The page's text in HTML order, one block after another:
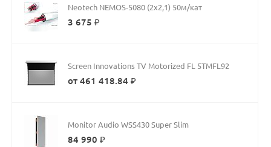
Neotech NEMOS-5080 (2x2,1) 50м/кат
3 675 ₽
Screen Innovations TV Motorized FL 5TMFL92
от 461 418.84 ₽
Monitor Audio WSS430 Super Slim
84 990 ₽